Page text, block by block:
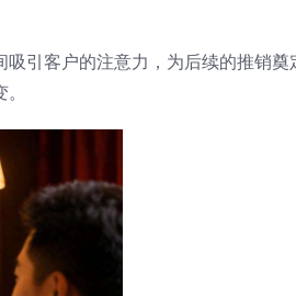
引客户的注意力，为后续的推销奠